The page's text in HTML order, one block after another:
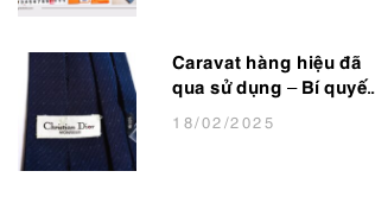
Caravat hàng hiệu đã
qua sử dụng – Bí quyết
nâng tầm phong cách
18/02/2025